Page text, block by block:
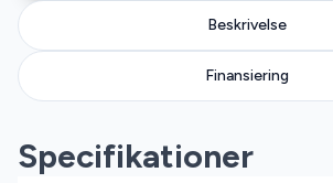
Beskrivelse
Finansiering
Specifikationer